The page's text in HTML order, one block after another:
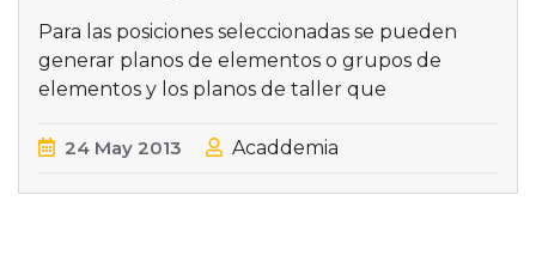
Para las posiciones seleccionadas se pueden
generar planos de elementos o grupos de
elementos y los planos de taller que
24 May 2013 Acaddemia